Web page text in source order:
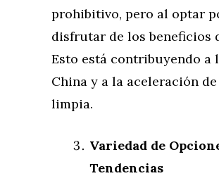
prohibitivo, pero al optar
disfrutar de los beneficios
Esto está contribuyendo a
China y a la aceleración
limpia.
Variedad de
Tendencias